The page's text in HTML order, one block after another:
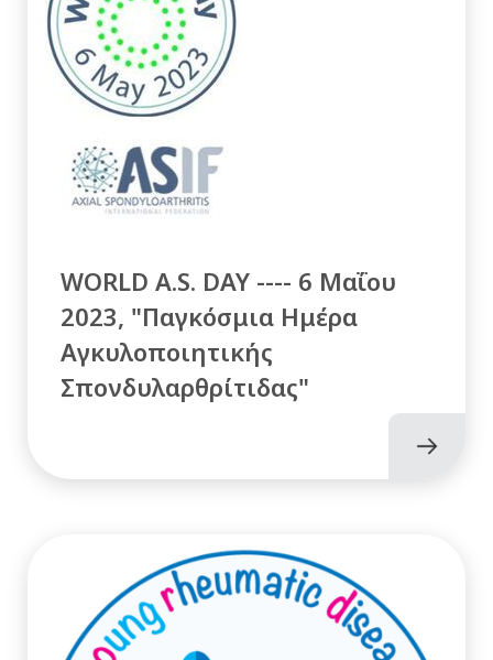
WORLD A.S. DAY ---- 6 Μαΐου
2023, "Παγκόσμια Ημέρα
Αγκυλοποιητικής
Σπονδυλαρθρίτιδας"